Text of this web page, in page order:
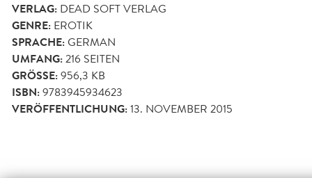
VERLAG: DEAD SOFT VERLAG
GENRE: EROTIK
SPRACHE:GERMAN
UMFANG:216 SEITEN
GRÖSSE: 956,3 KB
ISBN:9783945934623
VERÖFFENTLICHUNG:13. NOVEMBER 2015